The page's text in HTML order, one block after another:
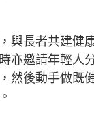
與長者共建健
亦邀請年輕人
然後動手做既